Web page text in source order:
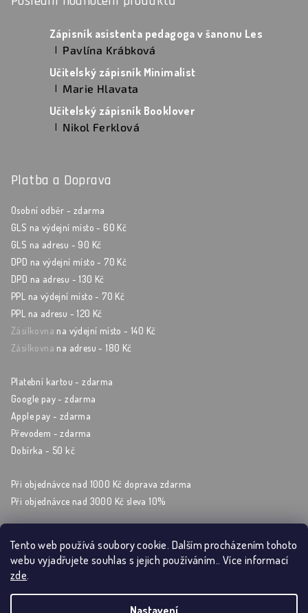
Tento web používá soubory cookie. Dalším procházením tohoto
webu vyjadřujete souhlas s jejich používáním.. Více informací
zde.
Nastavení
Zápisník asistenta pedagoga v šanonu Les
Hodnocení produktu je 5 z 5 hvězdiček.
| Pavlína Krábková
Učitelský zápisník Minimalist
Hodnocení produktu je 5 z 5 hvězdiček.
| Marie Hlavata
Učitelský zápisník Booklover
Hodnocení produktu je 5 z 5 hvězdiček.
| Nikol Ferklová
Platba a Doprava
Osobní odběr - zdarma
GLS na výdejní místo - 60 Kč
GLS na adresu - 90 Kč
DPD na výdejní místo - 70 Kč
DPD na adresu - 130 Kč
PPL na výdejní místo - 70 Kč
PPL na adresu - 120 Kč
Zásilkovna na výdejní místo - 140 Kč
Zásilkovna na adresu - 180 Kč
Platební kartou - zdarma
Google pay - zdarma
Apple pay - zdarma
Převodem - zdarma
Dobírka - 50 kč
Při objednávce nad 1000 Kč doprava zdarma
Při objednávce nad 3000 Kč sleva 10%
Sleduj nás na sockách